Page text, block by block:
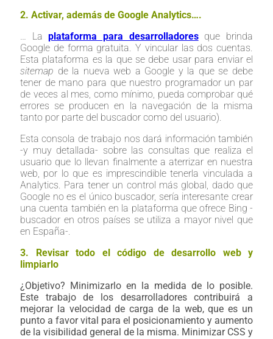
2. Activar, además de Google Analytics….
… Laplataforma para desarrolladores que brinda
Google de forma gratuita. Y vincular las dos cuentas.
Esta plataforma es la que se debe usar para enviar el
sitemap de la nueva web a Google y la que se debe
tener de mano para que nuestro programador un par
de veces al mes, como mínimo, pueda comprobar qué
errores se producen en la navegación de la misma
tanto por parte del buscador como del usuario).
Esta consola de trabajo nos dará información también
-y muy detallada- sobre las consultas que realiza el
usuario que lo llevan finalmente a aterrizar en nuestra
web, por lo que es imprescindible tenerla vinculada a
Analytics. Para tener un control más global, dado que
Google no es el único buscador, sería interesante crear
una cuenta también en la plataforma que ofrece Bing -
buscador en otros países se utiliza a mayor nivel que
en España-.
3. Revisar todo el código de desarrollo web y
limpiarlo
¿Objetivo? Minimizarlo en la medida de lo posible.
Este trabajo de los desarrolladores contribuirá a
mejorar la velocidad de carga de la web, que es un
punto a favor vital para el posicionamiento y aumento
de la visibilidad general de la misma. Minimizar CSS y